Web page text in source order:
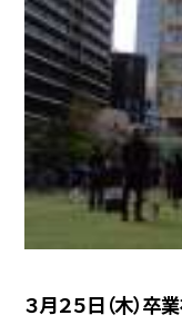
３月２５日（木）